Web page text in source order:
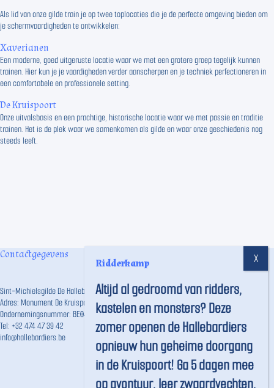
Als lid van onze gilde train je op twee toplocaties die je de perfecte omgeving bieden om
je schermvaardigheden te ontwikkelen:
Xaverianen
Een moderne, goed uitgeruste locatie waar we met een grotere groep tegelijk kunnen
trainen. Hier kun je je vaardigheden verder aanscherpen en je techniek perfectioneren in
een comfortabele en professionele setting.
De Kruispoort
Onze uitvalsbasis en een prachtige, historische locatie waar we met passie en traditie
trainen. Het is de plek waar we samenkomen als gilde en waar onze geschiedenis nog
steeds leeft.
Contactgegevens
Sint-Michielsgilde De Hallebardiers vzw
Adres: Monument De Kruispoort, Langestraat 191, 8000 Brugge
Ondernemingsnummer: BE0457.746.859
Tel: +32 474 47 39 42
info@hallebardiers.be
Ridderkamp
Altijd al gedroomd van ridders,
kastelen en monsters? Deze
zomer openen de Hallebardiers
opnieuw hun geheime doorgang
in de Kruispoort! Ga 5 dagen mee
op avontuur, leer zwaardvechten,